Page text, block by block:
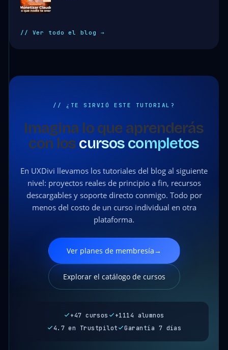
// Ver todo el blog →
// ¿TE SIRVIÓ ESTE TUTORIAL?
Imagina lo que aprenderás
con los cursos completos
En UXDivi llevamos los tutoriales del blog al siguiente
nivel: proyectos reales de principio a fin, recursos
descargables y soporte directo conmigo. Todo por
menos del costo de un curso individual en otra
plataforma.
Ver planes de membresía→
Explorar el catálogo de cursos
+47 cursos
+1114 alumnos
4.7 en Trustpilot
Garantía 7 días